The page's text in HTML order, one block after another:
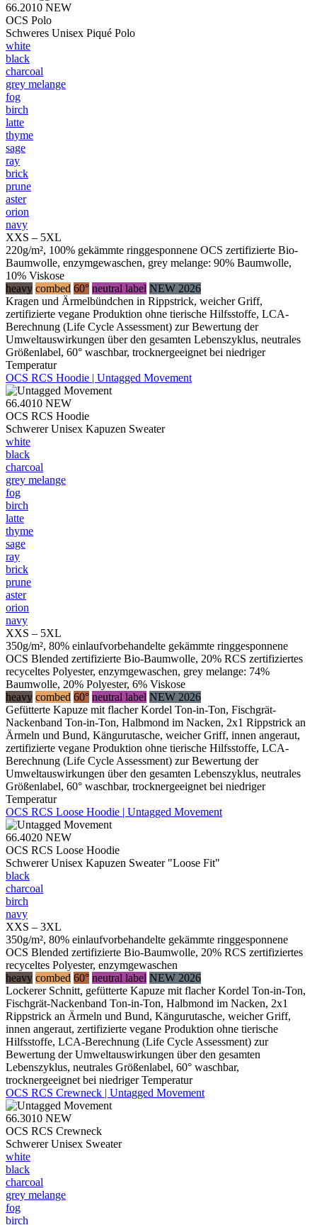
66.2010 NEW
OCS Polo
Schweres Unisex Piqué Polo
white
black
charcoal
grey melange
fog
birch
latte
thyme
sage
ray
brick
prune
aster
orion
navy
XXS – 5XL
220g/m², 100% gekämmte ringgesponnene OCS zertifizierte Bio-
Baumwolle, enzymgewaschen, grey melange: 90% Baumwolle,
10% Viskose
heavy combed 60° neutral label NEW 2026
Kragen und Ärmelbündchen in Rippstrick, weicher Griff,
zertifizierte vegane Produktion ohne tierische Hilfsstoffe, LCA-
Berechnung (Life Cycle Assessment) zur Bewertung der
Umweltauswirkungen über den gesamten Lebenszyklus, neutrales
Größenlabel, 60° waschbar, trocknergeeignet bei niedriger
Temperatur
OCS RCS Hoodie | Untagged Movement
66.4010 NEW
OCS RCS Hoodie
Schwerer Unisex Kapuzen Sweater
white
black
charcoal
grey melange
fog
birch
latte
thyme
sage
ray
brick
prune
aster
orion
navy
XXS – 5XL
350g/m², 80% einlaufvorbehandelte gekämmte ringgesponnene
OCS Blended zertifizierte Bio-Baumwolle, 20% RCS zertifiziertes
recyceltes Polyester, enzymgewaschen, grey melange: 74%
Baumwolle, 20% Polyester, 6% Viskose
heavy combed 60° neutral label NEW 2026
Gefütterte Kapuze mit flacher Kordel Ton-in-Ton, Fischgrät-
Nackenband Ton-in-Ton, Halbmond im Nacken, 2x1 Rippstrick an
Ärmeln und Bund, Kängurutasche, weicher Griff, innen angeraut,
zertifizierte vegane Produktion ohne tierische Hilfsstoffe, LCA-
Berechnung (Life Cycle Assessment) zur Bewertung der
Umweltauswirkungen über den gesamten Lebenszyklus, neutrales
Größenlabel, 60° waschbar, trocknergeeignet bei niedriger
Temperatur
OCS RCS Loose Hoodie | Untagged Movement
66.4020 NEW
OCS RCS Loose Hoodie
Schwerer Unisex Kapuzen Sweater "Loose Fit"
black
charcoal
birch
navy
XXS – 3XL
350g/m², 80% einlaufvorbehandelte gekämmte ringgesponnene
OCS Blended zertifizierte Bio-Baumwolle, 20% RCS zertifiziertes
recyceltes Polyester, enzymgewaschen
heavy combed 60° neutral label NEW 2026
Lockerer Schnitt, gefütterte Kapuze mit flacher Kordel Ton-in-Ton,
Fischgrät-Nackenband Ton-in-Ton, Halbmond im Nacken, 2x1
Rippstrick an Ärmeln und Bund, Kängurutasche, weicher Griff,
innen angeraut, zertifizierte vegane Produktion ohne tierische
Hilfsstoffe, LCA-Berechnung (Life Cycle Assessment) zur
Bewertung der Umweltauswirkungen über den gesamten
Lebenszyklus, neutrales Größenlabel, 60° waschbar,
trocknergeeignet bei niedriger Temperatur
OCS RCS Crewneck | Untagged Movement
66.3010 NEW
OCS RCS Crewneck
Schwerer Unisex Sweater
white
black
charcoal
grey melange
fog
birch